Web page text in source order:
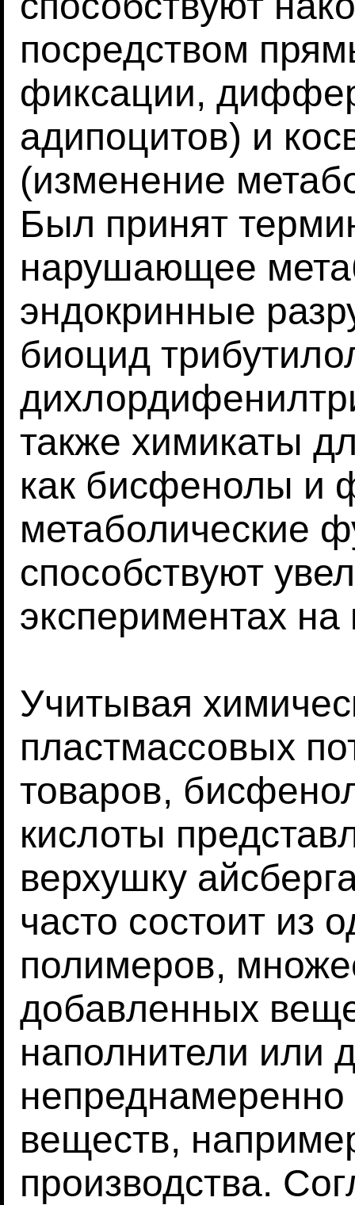
посредством
фиксации,
адипоцитов) и
(изменение
Был принят
нарушающее
эндокринные
биоцид
также химикаты
как бисфенолы и
метаболические
способствуют
экспериментах
Учитывая
пластмассовых
товаров,
кислоты
верхушку
часто состоит из
полимеров,
добавленных
наполнители или
веществ,
производства.